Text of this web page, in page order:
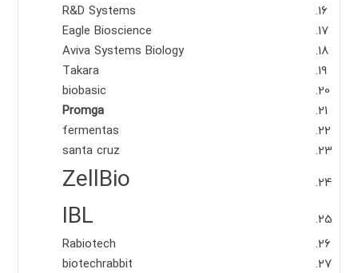
R&D Systems
Eagle Bioscience
Aviva Systems Biology
Takara
biobasic
Promga
fermentas
santa cruz
ZellBio
IBL
Rabiotech
biotechrabbit